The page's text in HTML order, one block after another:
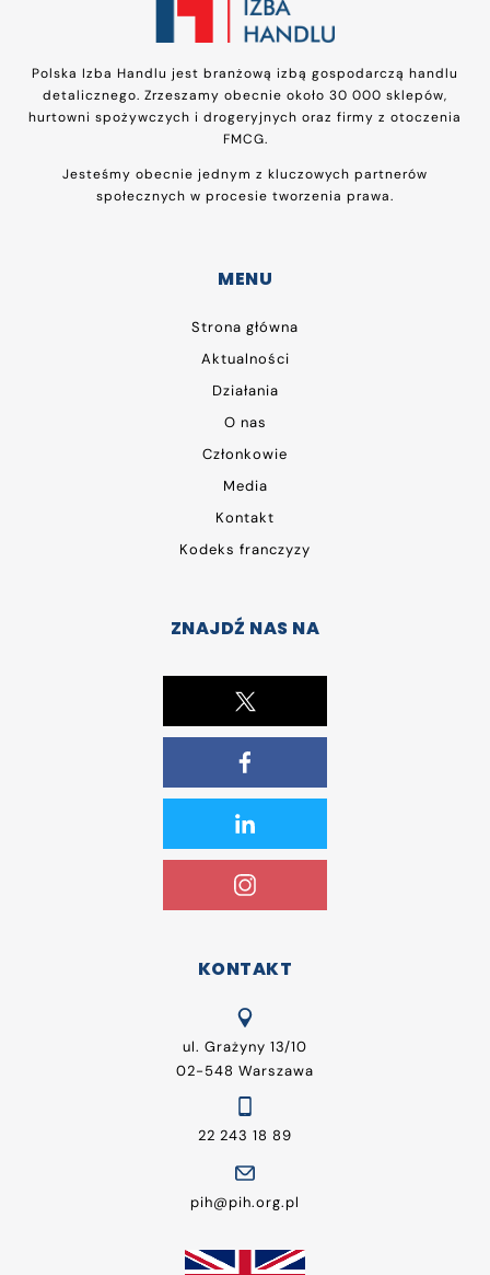
Polska Izba Handlu jest branżową izbą gospodarczą handlu
detalicznego. Zrzeszamy obecnie około 30 000 sklepów,
hurtowni spożywczych i drogeryjnych oraz firmy z otoczenia
FMCG.
Jesteśmy obecnie jednym z kluczowych partnerów
społecznych w procesie tworzenia prawa.
MENU
Strona główna
Aktualności
Działania
O nas
Członkowie
Media
Kontakt
Kodeks franczyzy
ZNAJDŹ NAS NA
KONTAKT
ul. Grażyny 13/10
02-548 Warszawa
22 243 18 89
pih@pih.org.pl